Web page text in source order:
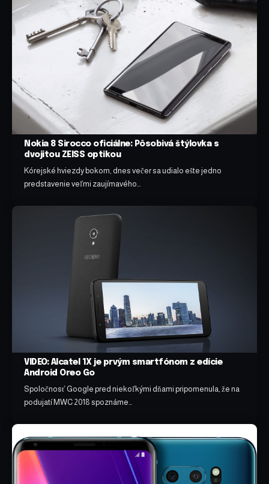
Nokia 8 Sirocco oficiálne: Pôsobivá štýlovka s
dvojitou ZEISS optikou
Kórejské hviezdy bokom, dnes večer sa udialo ešte jedno
predstavenie veľmi zaujímavého…
VIDEO: Alcatel 1X je prvým smartfónom z edície
Android Oreo Go
Spoločnosť Google pred niekoľkými dňami pripomenula, že na
podujatí MWC 2018 spoznáme…